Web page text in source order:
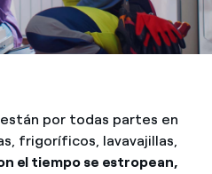
por todas partes en
frigoríficos, lavavajillas,
el tiempo se estropean,